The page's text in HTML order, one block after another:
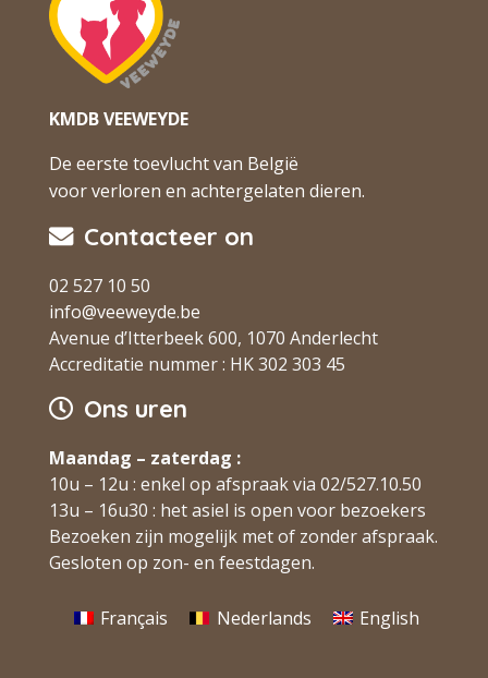
KMDB VEEWEYDE
De eerste toevlucht van België
voor verloren en achtergelaten dieren.
Contacteer on
02 527 10 50
info@veeweyde.be
Avenue d’Itterbeek 600, 1070 Anderlecht
Accreditatie nummer : HK 302 303 45
Ons uren
Maandag – zaterdag :
10u – 12u : enkel op afspraak via 02/527.10.50
13u – 16u30 : het asiel is open voor bezoekers
Bezoeken zijn mogelijk met of zonder afspraak.
Gesloten op zon- en feestdagen.
Français Nederlands English